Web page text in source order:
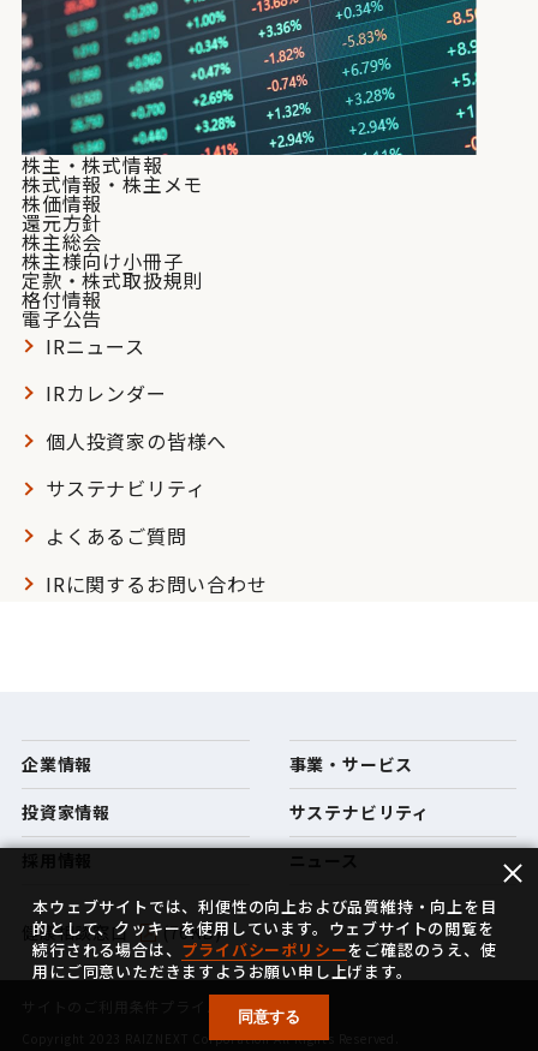
株主・株式情報
株式情報・株主メモ
株価情報
還元方針
株主総会
株主様向け小冊子
定款・株式取扱規則
格付情報
電子公告
IRニュース
IRカレンダー
個人投資家の皆様へ
サステナビリティ
よくあるご質問
IRに関するお問い合わせ
企業情報
事業・サービス
投資家情報
サステナビリティ
健康相談窓口 (76KB)
プライバシーポリシー
Copyright 2023 RAIZNEXT Corporation All Rights Reserved.
本ウェブサイトでは、利便性の向上および品質維持・向上を目
的として、クッキーを使用しています。ウェブサイトの閲覧を
続行される場合は、 プライバシーポリシーをご確認のうえ、使
用にご同意いただきますようお願い申し上げます。
同意する